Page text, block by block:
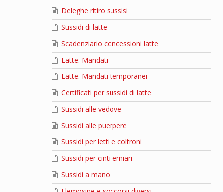
Deleghe ritiro sussisi
Sussidi di latte
Scadenziario concessioni latte
Latte. Mandati
Latte. Mandati temporanei
Certificati per sussidi di latte
Sussidi alle vedove
Sussidi alle puerpere
Sussidi per letti e coltroni
Sussidi per cinti erniari
Sussidi a mano